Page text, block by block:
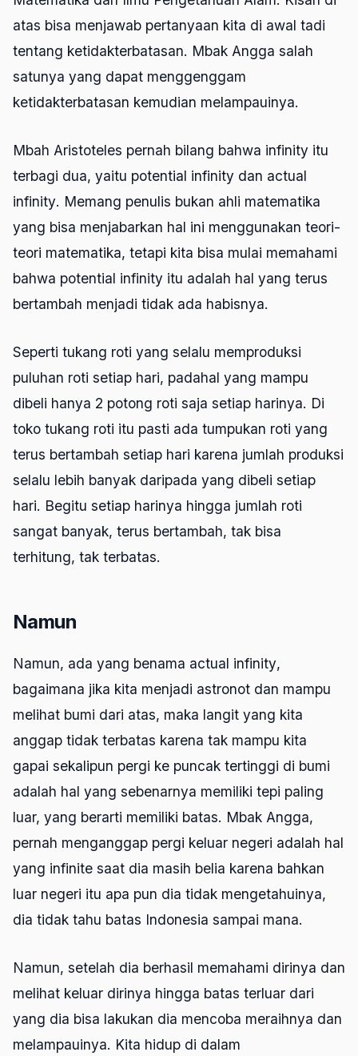
atas bisa menjawab pertanyaan kita di awal tadi
tentang ketidakterbatasan. Mbak Angga salah
satunya yang dapat menggenggam
ketidakterbatasan kemudian melampauinya.
Mbah Aristoteles pernah bilang bahwa infinity itu
terbagi dua, yaitu potential infinity dan actual
infinity. Memang penulis bukan ahli matematika
yang bisa menjabarkan hal ini menggunakan teori-
teori matematika, tetapi kita bisa mulai memahami
bahwa potential infinity itu adalah hal yang terus
bertambah menjadi tidak ada habisnya.
Seperti tukang roti yang selalu memproduksi
puluhan roti setiap hari, padahal yang mampu
dibeli hanya 2 potong roti saja setiap harinya. Di
toko tukang roti itu pasti ada tumpukan roti yang
terus bertambah setiap hari karena jumlah produksi
selalu lebih banyak daripada yang dibeli setiap
hari. Begitu setiap harinya hingga jumlah roti
sangat banyak, terus bertambah, tak bisa
terhitung, tak terbatas.
Namun
Namun, ada yang benama actual infinity,
bagaimana jika kita menjadi astronot dan mampu
melihat bumi dari atas, maka langit yang kita
anggap tidak terbatas karena tak mampu kita
gapai sekalipun pergi ke puncak tertinggi di bumi
adalah hal yang sebenarnya memiliki tepi paling
luar, yang berarti memiliki batas. Mbak Angga,
pernah menganggap pergi keluar negeri adalah hal
yang infinite saat dia masih belia karena bahkan
luar negeri itu apa pun dia tidak mengetahuinya,
dia tidak tahu batas Indonesia sampai mana.
Namun, setelah dia berhasil memahami dirinya dan
melihat keluar dirinya hingga batas terluar dari
yang dia bisa lakukan dia mencoba meraihnya dan
melampauinya. Kita hidup di dalam